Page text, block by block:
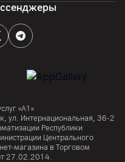
«А1»
, ул. Интернациональная, 36-2
Республики
Центрального
магазина в Торговом
27.02.2014.